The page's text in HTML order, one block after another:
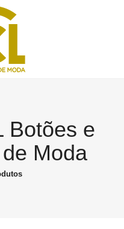
Botões e
Moda